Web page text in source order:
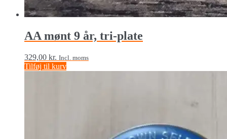
AA mønt 9 år, tri-plate
329,00 kr. Incl. moms
Tilføj til kurv